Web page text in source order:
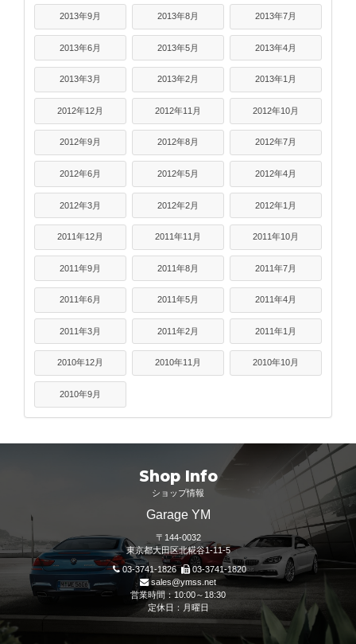
2013年9月 2013年8月 2013年7月
2013年6月 2013年5月 2013年4月
2013年3月 2013年2月 2013年1月
2012年12月 2012年11月 2012年10月
2012年9月 2012年8月 2012年7月
2012年6月 2012年5月 2012年4月
2012年3月 2012年2月 2012年1月
2011年12月 2011年11月 2011年10月
2011年9月 2011年8月 2011年7月
2011年6月 2011年5月 2011年4月
2011年3月 2011年2月 2011年1月
2010年12月 2010年11月 2010年10月
2010年9月
Shop Info
ショップ情報
Garage YM
〒144-0032
東京都大田区北糀谷1-11-5
03-3741-1826
03-3741-1820
sales@ymss.net
営業時間：10:00～18:30
定休日：月曜日